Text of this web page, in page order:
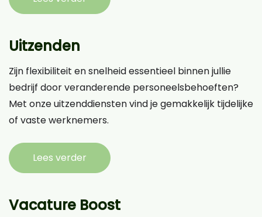
Uitzenden
Zijn flexibiliteit en snelheid essentieel binnen jullie
bedrijf door veranderende personeelsbehoeften?
Met onze uitzenddiensten vind je gemakkelijk tijdelijke
of vaste werknemers.
Lees verder
Vacature Boost